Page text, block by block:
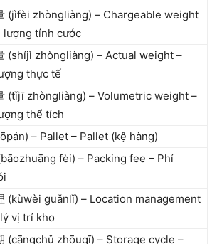
(jìfèi zhòngliàng) – Chargeable weight
lượng tính cước
(shíjì zhòngliàng) – Actual weight –
thực tế
(tǐjī zhòngliàng) – Volumetric weight –
thể tích
– Pallet – Pallet (kệ hàng)
fèi) – Packing fee – Phí
(kùwèi guǎnlǐ) – Location management
vị trí kho
(cāngchǔ zhōuqī) – Storage cycle –